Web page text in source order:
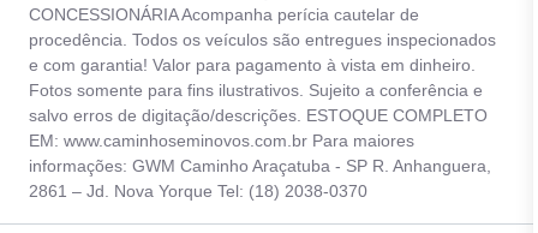
CONCESSIONÁRIA Acompanha perícia cautelar de
procedência. Todos os veículos são entregues inspecionados
e com garantia! Valor para pagamento à vista em dinheiro.
Fotos somente para fins ilustrativos. Sujeito a conferência e
salvo erros de digitação/descrições. ESTOQUE COMPLETO
EM: www.caminhoseminovos.com.br Para maiores
informações: GWM Caminho Araçatuba - SP R. Anhanguera,
2861 – Jd. Nova Yorque Tel: (18) 2038-0370